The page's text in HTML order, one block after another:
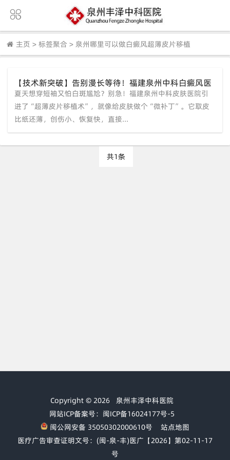
主页 > 标签聚合 > 泉州哪里可以做白癜风超薄皮片移植
【技术新突破】告别漫长等待！福建泉州中科白癜风医
院引进“超薄皮片移植术”，暑期帮你实现“快速复色”
夏天想穿短袖又怕白斑尴尬？别急！福建泉州中科皮肤医院引
进了“超薄皮片移植术”，就像给皮肤做个“微补丁”。它取皮
比纸还薄，创伤小、恢复快，直接...
共1条
Copyright © 2026 泉州丰泽中科医院
网站ICP备案号：闽ICP备16024177号-5
闽公网安备 35050302000610号
站点地图
医疗广告审查证明文号：(闽-泉-丰)医广【2026】第02-11-17
号